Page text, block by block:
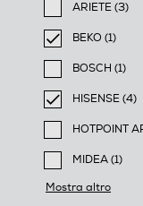
ARIETE (3)
Filtra per Marca:
BEKO (1)
selected Filtro
BOSCH (1)
Filtra per
HISENSE (4)
selected Filtro
HOTPOINT
Filtra per
MIDEA (1)
Filtra per
Mostra altro